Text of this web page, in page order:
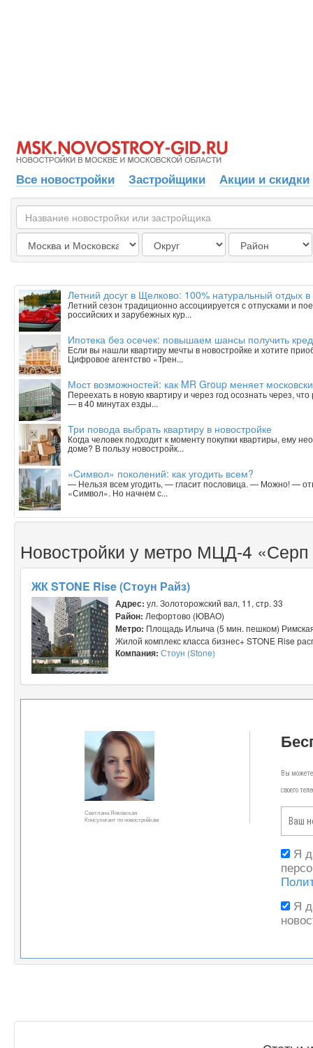
Все новостройки Застройщики Акции и скидки
Летний досуг в Щелково: 100% натуральный отдых в
Летний сезон традиционно ассоциируется с отпусками и
российских и зарубежных кур...
Ипотека без осечек: повышаем шансы получить
Если вы нашли квартиру мечты в новостройке и хотите
Цифровое агентство «Трен...
Мост возможностей: как MR Group меняет
Переехать в новую квартиру и через год осознать через,
— в 40 минутах езды...
Три повода выбрать квартиру в новостройке
Когда человек подходит к моменту покупки квартиры, ему
доме? В пользу новостройк...
«Символ» поколений: как угодить всем?
— Нельзя всем угодить, — гласит пословица. — Можно! —
«Символ». Но начнем с...
Новостройки у метро МЦД-4 «Серп
ЖК STONE Rise (Стоун Райз)
Адрес: ул. Золоторожский вал, 11, стр. 33
Район: Лефортово (ЮВАО)
Метро: Площадь Ильича (5 мин. пешком)
Жилой комплекс класса бизнес+ STONE Rise
Компания: Стоун (Stone)
Светлана Янковская
Консультант по новостройкам
Вы
своего
Я
Я